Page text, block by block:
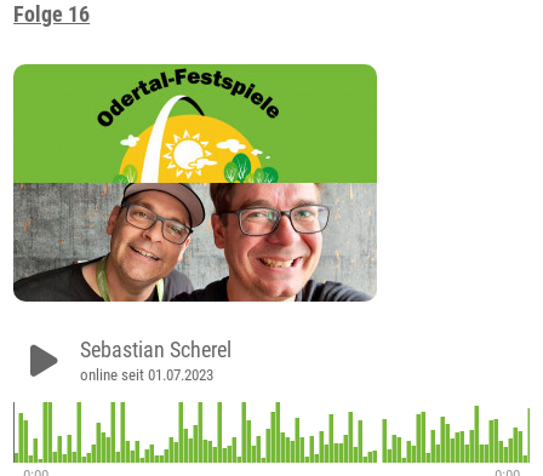
Folge 16
Sebastian Scherel
online seit 01.07.2023